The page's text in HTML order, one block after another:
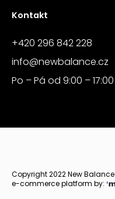
Kontakt
+420 296 842 228
info@newbalance.cz
Po – Pá od 9:00 – 17:00
Copyright 2022 New Balance
e-commerce platform by: